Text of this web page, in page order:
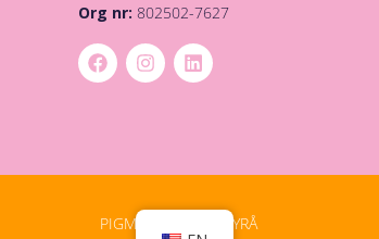
Org nr: 802502-7627
PIGMENT DIGITALBYRÅ